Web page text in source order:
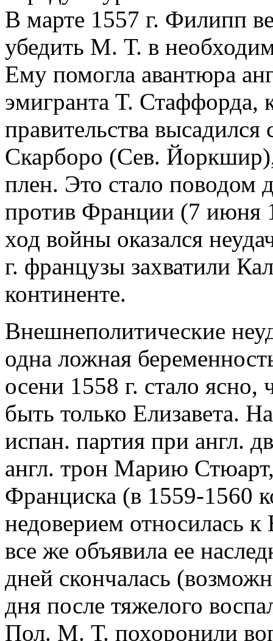
В марте 1557 г. Филипп
убедить М. Т. в
Ему помогла авантюра
эмигранта Т. Стаффорда,
правительства
Скарборо (Сев.
плен. Это стало поводом
против Франции (7 июня
ход войны оказался
г. французы захватили
континенте.
Внешнеполитические
одна ложная
осени 1558 г. стало
быть только Елизавета.
испан. партия при англ.
англ. трон Марию
Франциска (в 1559-1560
недоверием относилась к
все же объявила ее
дней скончалась
дня после тяжелого
Пол. М. Т. похоронили